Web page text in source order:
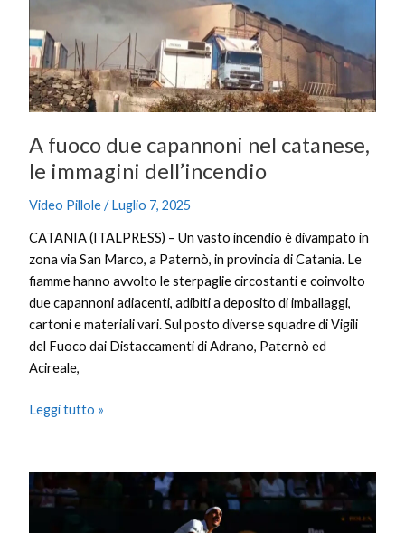
A fuoco due capannoni nel catanese,
le immagini dell’incendio
Video Pillole/Luglio 7, 2025
CATANIA (ITALPRESS) – Un vasto incendio è divampato in
zona via San Marco, a Paternò, in provincia di Catania. Le
fiamme hanno avvolto le sterpaglie circostanti e coinvolto
due capannoni adiacenti, adibiti a deposito di imballaggi,
cartoni e materiali vari. Sul posto diverse squadre di Vigili
del Fuoco dai Distaccamenti di Adrano, Paternò ed
Acireale,
nel
catanese,
le
immagini
dell’incendio
Leggi tutto »
eliminato